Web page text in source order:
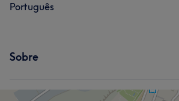
Português
Sobre